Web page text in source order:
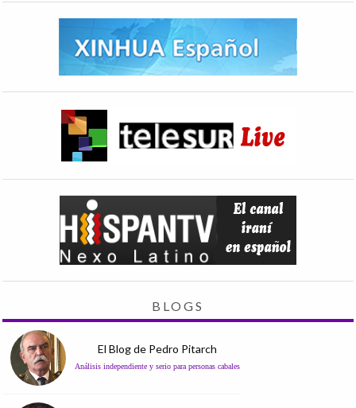
BLOGS
El Blog de Pedro Pitarch
Análisis independiente y serio para personas cabales